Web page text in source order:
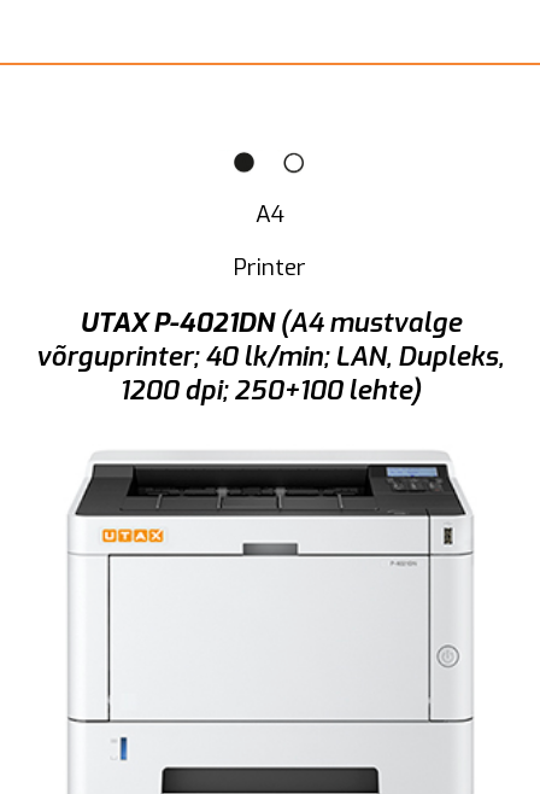
A4
Printer
UTAX P-4021DN(A4 mustvalge
võrguprinter; 40 lk/min; LAN, Dupleks,
1200 dpi; 250+100 lehte)